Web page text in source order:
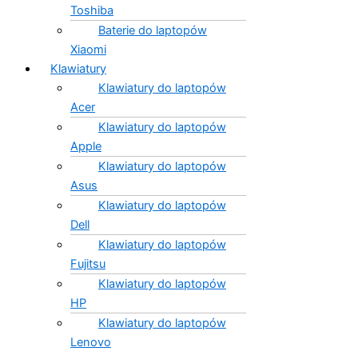
Toshiba
Baterie do laptopów
Xiaomi
Klawiatury
Klawiatury do laptopów
Acer
Klawiatury do laptopów
Apple
Klawiatury do laptopów
Asus
Klawiatury do laptopów
Dell
Klawiatury do laptopów
Fujitsu
Klawiatury do laptopów
HP
Klawiatury do laptopów
Lenovo